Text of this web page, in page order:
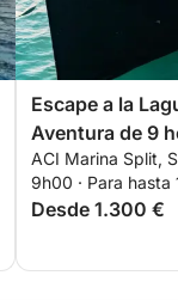
Escape a la
Aventura de 9
ACI Marina Split,
9h00 · Para hasta
Desde 1.300 €